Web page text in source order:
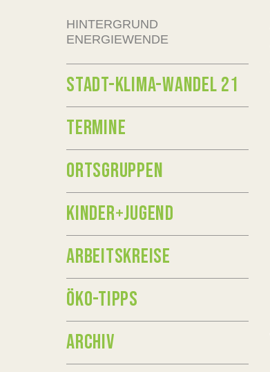
HINTERGRUND
ENERGIEWENDE
STADT-KLIMA-WANDEL 21
TERMINE
ORTSGRUPPEN
KINDER+JUGEND
ARBEITSKREISE
ÖKO-TIPPS
ARCHIV